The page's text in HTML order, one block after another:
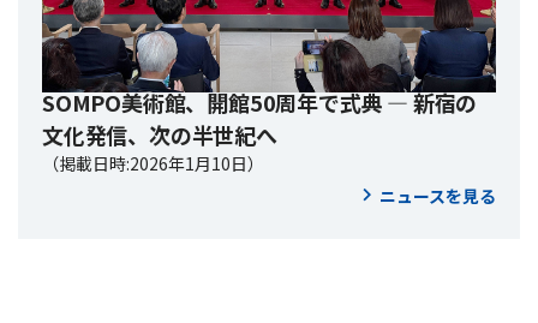
SOMPO美術館、開館50周年で式典 ― 新宿の
文化発信、次の半世紀へ
（掲載日時:2026年1月10日）
ニュースを見る